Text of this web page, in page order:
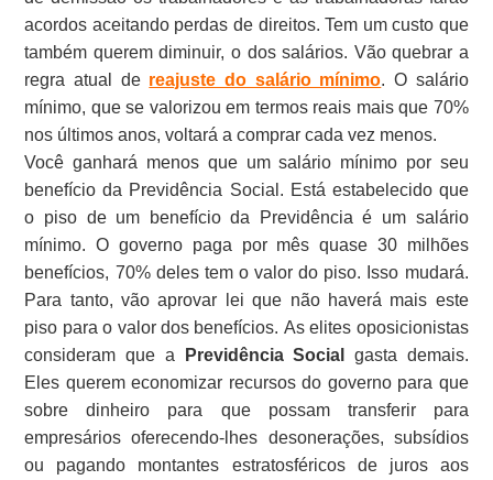
acordos aceitando perdas de direitos. Tem um custo que
também querem diminuir, o dos salários. Vão quebrar a
regra atual de reajuste do salário mínimo. O salário
mínimo, que se valorizou em termos reais mais que 70%
nos últimos anos, voltará a comprar cada vez menos.
Você ganhará menos que um salário mínimo por seu
benefício da Previdência Social. Está estabelecido que
o piso de um benefício da Previdência é um salário
mínimo. O governo paga por mês quase 30 milhões
benefícios, 70% deles tem o valor do piso. Isso mudará.
Para tanto, vão aprovar lei que não haverá mais este
piso para o valor dos benefícios. As elites oposicionistas
consideram que a
Previdência Social
gasta demais.
Eles querem economizar recursos do governo para que
sobre dinheiro para que possam transferir para
empresários oferecendo-lhes desonerações, subsídios
ou pagando montantes estratosféricos de juros aos